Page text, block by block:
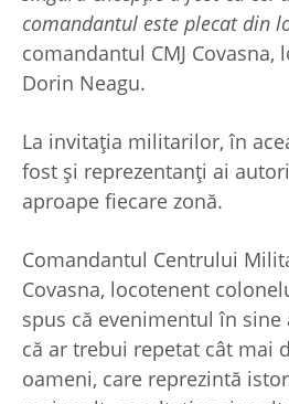
comandantul este plecat din
comandantul CMJ
Dorin Neagu.
La invitația militarilor, în
fost și reprezentanți ai
aproape fiecare zonă.
Comandantul Centrului
Covasna, locotenent
spus că evenimentul în
că ar trebui repetat cât mai
oameni, care reprezintă